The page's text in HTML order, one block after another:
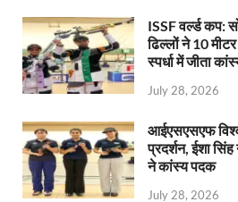
ISSF वर्ल्ड कप:
ढिल्लों ने 10
स्पर्धा में जीता
July 28, 2026
आईएसएसएफ
प्रदर्शन, ईशा
ने कांस्य पदक
July 28, 2026